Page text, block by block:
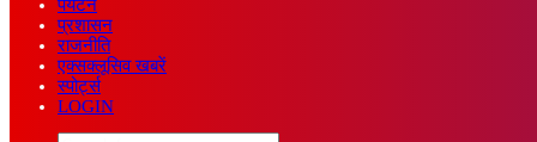
पर्यटन
प्रशासन
राजनीति
एक्सक्लूसिव खबरें
स्पोर्ट्स
LOGIN